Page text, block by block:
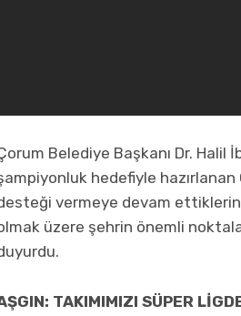
Belediye Başkanı Dr.
hedefiyle
vermeye devam
üzere şehrin önemli
TAKIMIMIZI SÜPER